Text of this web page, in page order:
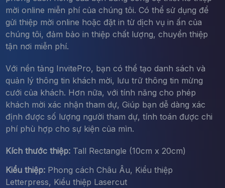
mời online miễn phí của chúng tôi. Có thể sử dụng để
gửi thiệp mời online hoặc đặt in từ dịch vụ in ấn của
chúng tôi, đảm bảo in thiệp chất lượng, chuyển thiệp
tận nơi miễn phí.
Với nền tảng InvitePro, bạn có thể tạo danh sách và
quản lý thông tin khách mời, lưu trữ thông tin mừng
cưới của khách. Hơn nữa, với tính năng cho phép
khách mời xác nhận tham dự, Giúp bạn dễ dàng xác
định được số lượng người tham dự, tính toán được chi
phí phù hợp cho sự kiện của mìn.
Kích thước thiệp:Tall Rectangle (10cm x 20cm)
Kiểu thiệp:Phong cách Châu Âu, Kiểu thiệp
Letterpress, Kiểu thiệp Lasercut